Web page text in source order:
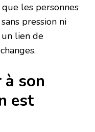
les personnes
pression ni
lien de
à son
est